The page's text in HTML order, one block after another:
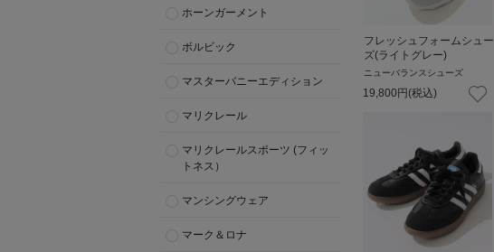
ホーンガーメント
ボルビック
マスターバニーエディション
マリクレール
マリクレールスポーツ (フィッ
トネス）
マンシングウェア
マーク＆ロナ
フレッシュフォームシュー
ズ(ライトグレー)
ニューバランスシューズ
19,800円(税込)